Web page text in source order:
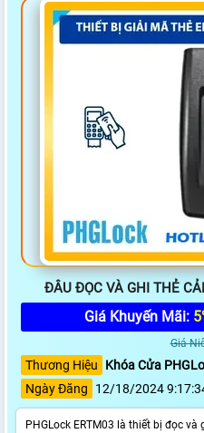
ĐÂU ĐỌC VÀ GHI THẺ
Giá Khuyến Mãi:
Giá
Thương Hiệu
Khóa Cửa
Ngày Đăng
12/18/2024
PHGLock ERTM03 là thiết bị đọc